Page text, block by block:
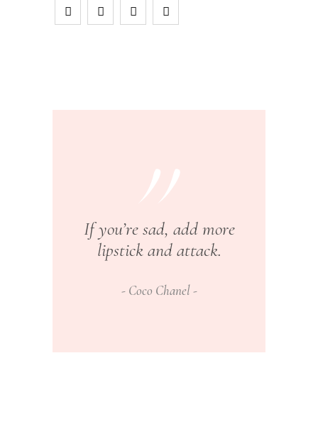
If you’re sad, add more
lipstick and attack.
Coco Chanel